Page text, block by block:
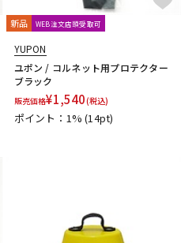
その他楽器
エフェクター
DTM
楽器アクセサリ
新品 WEB注文店頭受取可
YUPON
ユポン / コルネット用プロテクター
ブラック
販売価格¥1,540(税込)
ポイント：1%(14pt)